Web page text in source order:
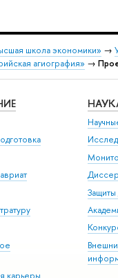
школа экономики» →
агиография» →
карьеры
Защиты